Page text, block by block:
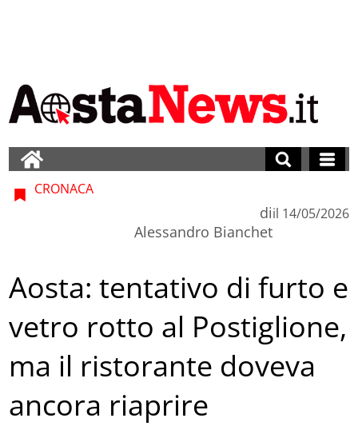
CRONACA
di
Alessandro Bianchet
il 14/05/2026
Aosta: tentativo di furto e
vetro rotto al Postiglione,
ma il ristorante doveva
ancora riaprire